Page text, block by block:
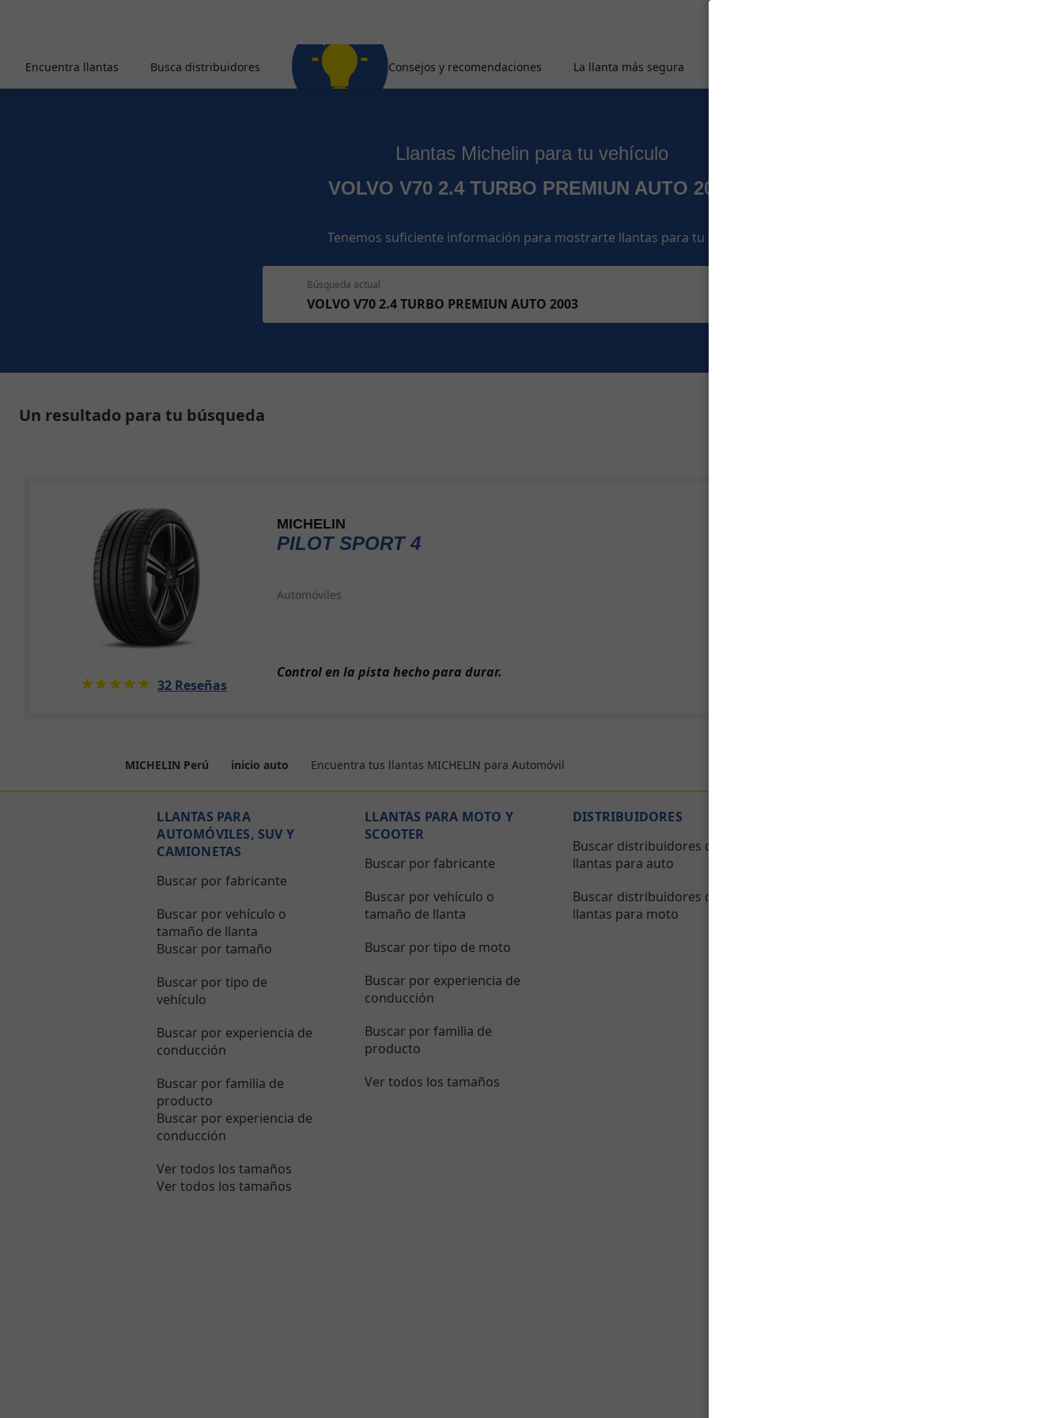
Encuentra llantas Busca distribuidores Consejos y recomendaciones La llanta más segura
Llantas Michelin para tu vehículo
VOLVO V70 2.4 TURBO PREMIUN AUTO 2003
Tenemos suficiente información para mostrarte llantas para tu auto
Búsqueda actual
VOLVO V70 2.4 TURBO PREMIUN AUTO 2003
Un resultado para tu búsqueda
MICHELIN
PILOT SPORT 4
Automóviles
★★★★★
☆☆☆☆☆ 32 Reseñas
Control en la pista hecho para durar.
MICHELIN Perú inicio auto Encuentra tus llantas MICHELIN para Automóvil
LLANTAS PARA
AUTOMÓVILES, SUV Y
CAMIONETAS
Buscar por fabricante
Buscar por vehículo o
tamaño de llanta
Buscar por tamaño
Buscar por tipo de
vehículo
Buscar por experiencia de
conducción
Buscar por familia de
producto
Buscar por experiencia de
conducción
Ver todos los tamaños
Ver todos los tamaños
LLANTAS PARA MOTO Y
SCOOTER
Buscar por fabricante
Buscar por vehículo o
tamaño de llanta
Buscar por tipo de moto
Buscar por experiencia de
conducción
Buscar por familia de
producto
Ver todos los tamaños
DISTRIBUIDORES
Buscar distribuidores de
llantas para auto
Buscar distribuidores de
llantas para moto